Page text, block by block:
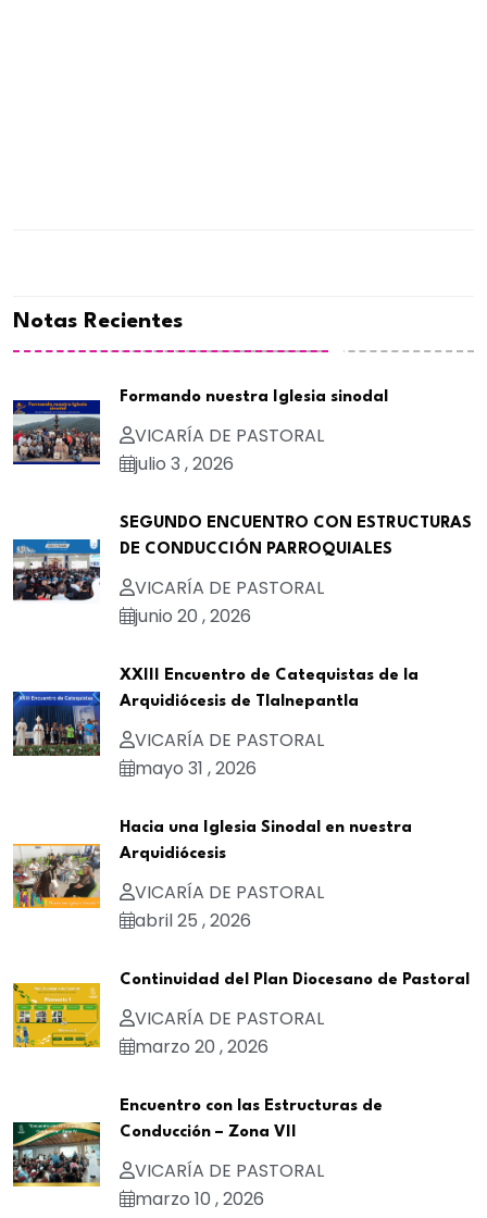
Notas Recientes
Formando nuestra Iglesia sinodal
VICARÍA DE PASTORAL
julio 3 , 2026
SEGUNDO ENCUENTRO CON ESTRUCTURAS
DE CONDUCCIÓN PARROQUIALES
VICARÍA DE PASTORAL
junio 20 , 2026
XXIII Encuentro de Catequistas de la
Arquidiócesis de Tlalnepantla
VICARÍA DE PASTORAL
mayo 31 , 2026
Hacia una Iglesia Sinodal en nuestra
Arquidiócesis
VICARÍA DE PASTORAL
abril 25 , 2026
Continuidad del Plan Diocesano de Pastoral
VICARÍA DE PASTORAL
marzo 20 , 2026
Encuentro con las Estructuras de
Conducción – Zona VII
VICARÍA DE PASTORAL
marzo 10 , 2026